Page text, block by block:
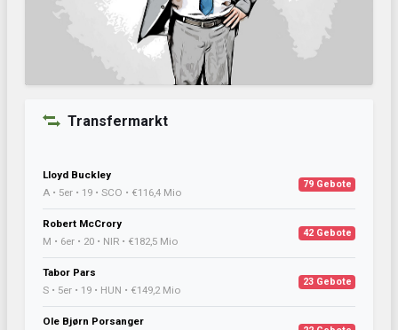
Transfermarkt
Lloyd Buckley
A • 5er • 19 • SCO • €116,4 Mio
79 Gebote
Robert McCrory
M • 6er • 20 • NIR • €182,5 Mio
42 Gebote
Tabor Pars
S • 5er • 19 • HUN • €149,2 Mio
23 Gebote
Ole Bjørn Porsanger